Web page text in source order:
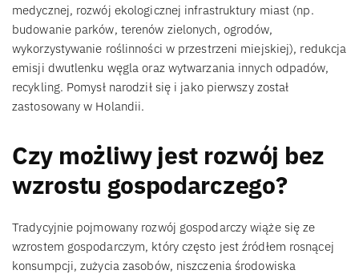
medycznej, rozwój ekologicznej infrastruktury miast (np.
budowanie parków, terenów zielonych, ogrodów,
wykorzystywanie roślinności w przestrzeni miejskiej), redukcja
emisji dwutlenku węgla oraz wytwarzania innych odpadów,
recykling. Pomysł narodził się i jako pierwszy został
zastosowany w Holandii.
Czy możliwy jest rozwój bez
wzrostu gospodarczego?
Tradycyjnie pojmowany rozwój gospodarczy wiąże się ze
wzrostem gospodarczym, który często jest źródłem rosnącej
konsumpcji, zużycia zasobów, niszczenia środowiska